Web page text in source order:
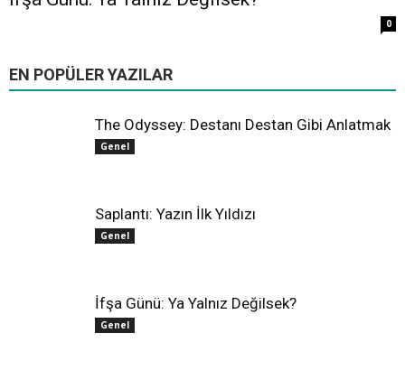
0
EN POPÜLER YAZILAR
Daha fazla
The Odyssey: Destanı Destan Gibi Anlatmak
Genel
Saplantı: Yazın İlk Yıldızı
Genel
İfşa Günü: Ya Yalnız Değilsek?
Genel